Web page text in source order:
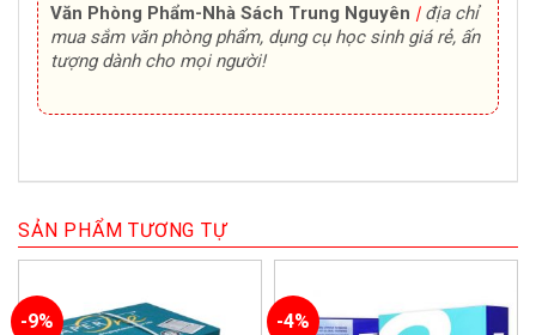
Văn Phòng Phẩm-Nhà Sách Trung Nguyên | địa chỉ
mua sắm văn phòng phẩm, dụng cụ học sinh giá rẻ, ấn
tượng dành cho mọi người!
SẢN PHẨM TƯƠNG TỰ
-9% -4%